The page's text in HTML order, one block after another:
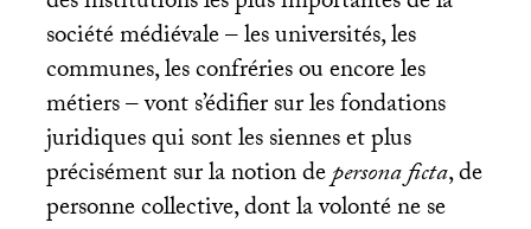
société médiévale – les universités, les
communes, les confréries ou encore les
métiers – vont s’édifier sur les fondations
juridiques qui sont les siennes et plus
précisément sur la notion depersona ficta, de
personne collective, dont la volonté ne se